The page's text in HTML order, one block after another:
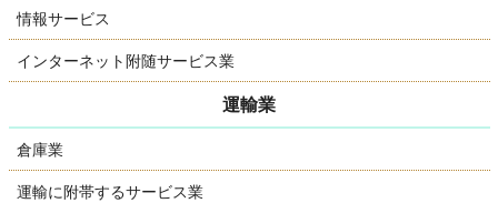
情報サービス
インターネット附随サービス業
運輸業
倉庫業
運輸に附帯するサービス業